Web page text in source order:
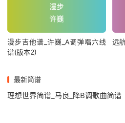
漫步吉他谱_许巍_A调弹唱六线
谱(版本2)
远
最新简谱
理想世界简谱_马良_降B调歌曲简谱